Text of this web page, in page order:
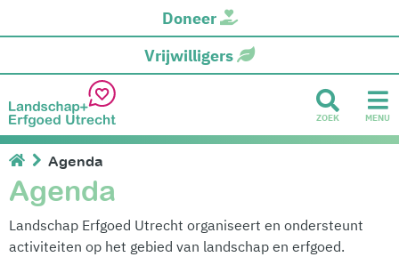
Doneer
Vrijwilligers
ZOEK MENU
Agenda
Agenda
Landschap Erfgoed Utrecht organiseert en ondersteunt
activiteiten op het gebied van landschap en erfgoed.